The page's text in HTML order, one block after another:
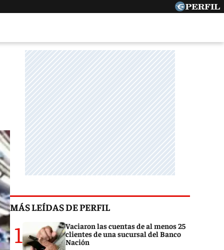
MÁS LEÍDAS DE PERFIL
1
Vaciaron las cuentas de al menos 25
clientes de una sucursal del Banco
Nación